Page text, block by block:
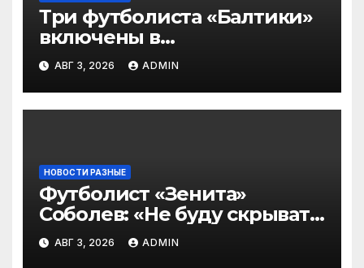
Три футболиста «Балтики»
включены в
символическую сборную
2‑го тура РПЛ по версии
подписчиков МАТЧ
ПРЕМЬЕР
АВГ 3, 2026 ADMIN
НОВОСТИ РАЗНЫЕ
Футболист «Зенита»
Соболев: «Не буду скрывать
— в Оренбурге всегда
тяжело играть»
АВГ 3, 2026 ADMIN